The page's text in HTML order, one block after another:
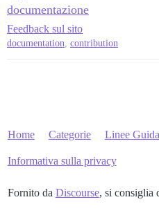
documentazione
Feedback sul sito
documentation, contribution
Home Categorie Linee Guida
Informativa sulla privacy
Fornito da Discourse, si consiglia